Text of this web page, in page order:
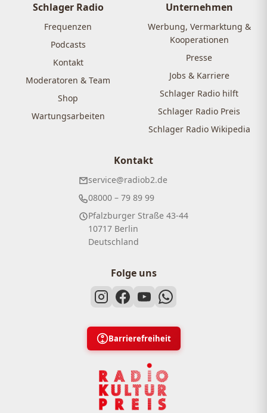
Schlager Radio
Frequenzen
Podcasts
Kontakt
Moderatoren & Team
Shop
Wartungsarbeiten
Unternehmen
Werbung, Vermarktung &
Kooperationen
Presse
Jobs & Karriere
Schlager Radio hilft
Schlager Radio Preis
Schlager Radio Wikipedia
Kontakt
service@radiob2.de
08000 – 79 89 99
Pfalzburger Straße 43-44
10717 Berlin
Deutschland
Folge uns
Barrierefreiheit